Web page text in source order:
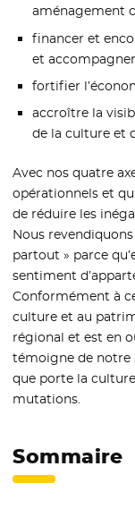
aménagement
financer et
et
fortifier
accroître la
de la culture et
Avec nos quatre
opérationnels et
de réduire les
Nous
partout » parce
sentiment
Conformément à
culture et au
régional et est en
témoigne de notre
que porte la
mutations.
Sommaire